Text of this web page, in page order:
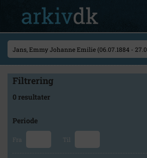
Filtrering
0 resultater
Periode
Fra Til